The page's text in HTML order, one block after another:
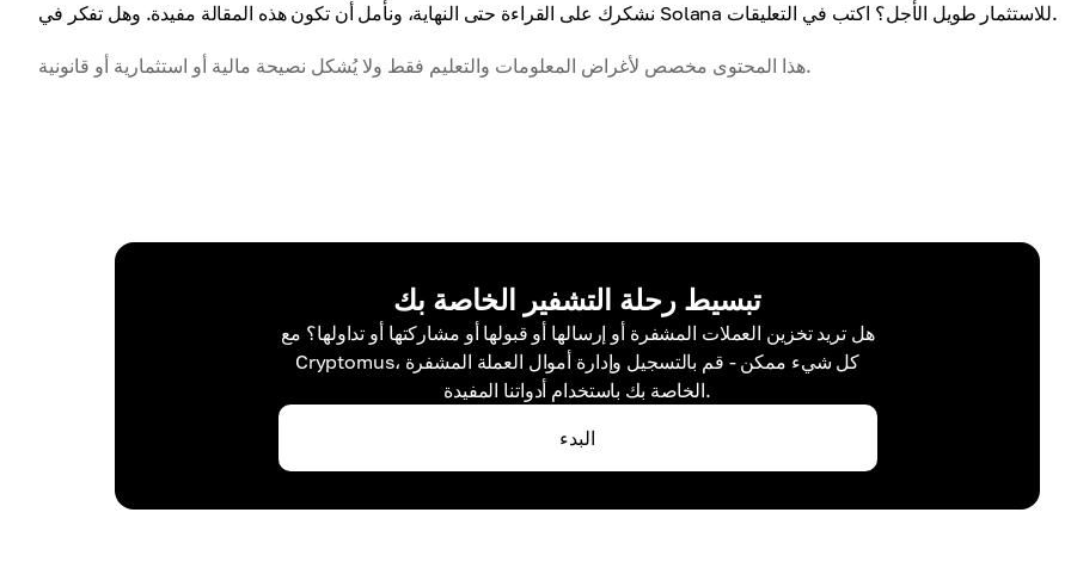
نشكرك على القراءة حتى النهاية، ونأمل أن تكون هذه المقالة مفيدة. وهل تفكر في Solana للاستثمار طويل الأجل؟ اكتب في التعليقات.
هذا المحتوى مخصص لأغراض المعلومات والتعليم فقط ولا يُشكل نصيحة مالية أو استثمارية أو قانونية.
تبسيط رحلة التشفير الخاصة بك
هل تريد تخزين العملات المشفرة أو إرسالها أو قبولها أو مشاركتها أو تداولها؟ مع
Cryptomus، كل شيء ممكن - قم بالتسجيل وإدارة أموال العملة المشفرة
الخاصة بك باستخدام أدواتنا المفيدة.
البدء